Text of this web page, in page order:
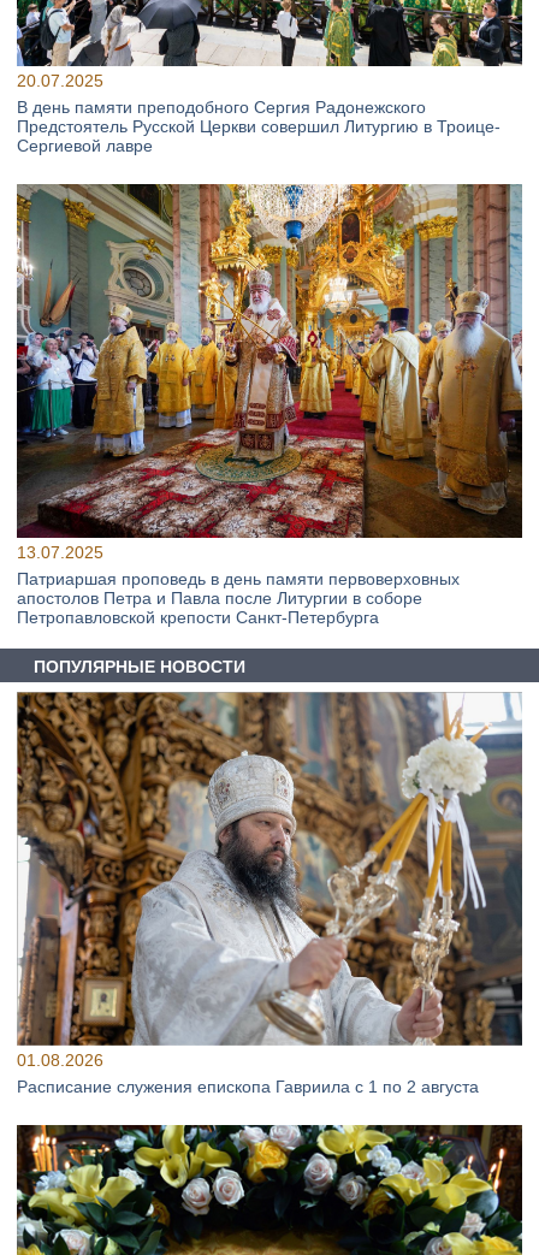
20.07.2025
В день памяти преподобного Сергия Радонежского
Предстоятель Русской Церкви совершил Литургию в Троице-
Сергиевой лавре
13.07.2025
Патриаршая проповедь в день памяти первоверховных
апостолов Петра и Павла после Литургии в соборе
Петропавловской крепости Санкт-Петербурга
ПОПУЛЯРНЫЕ НОВОСТИ
01.08.2026
Расписание служения епископа Гавриила с 1 по 2 августа